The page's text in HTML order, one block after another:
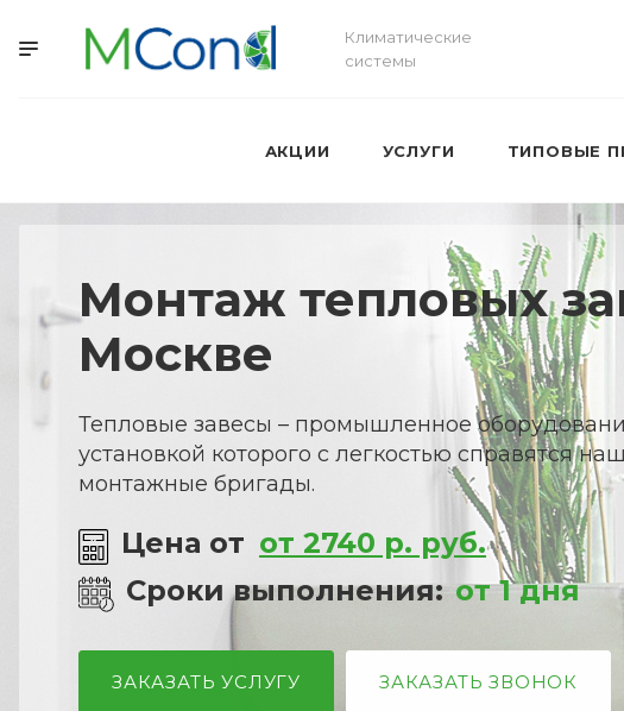
Климатические
системы
АКЦИИ УСЛУГИ ТИПОВЫЕ
Монтаж тепловых
Москве
Тепловые завесы – промышленное
установкой которого с легкостью справятся
монтажные бригады.
Цена от от 2740 р. руб.
Сроки выполнения: от 1 дня
ЗАКАЗАТЬ УСЛУГУ ЗАКАЗАТЬ ЗВОНОК